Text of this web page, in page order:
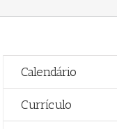
Calendário
Currículo